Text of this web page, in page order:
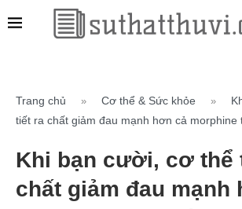
Trang chủ » Cơ thể & Sức khỏe »
tiết ra chất giảm đau mạnh hơn cả morphine
Khi bạn cười, cơ thể
chất giảm đau mạnh